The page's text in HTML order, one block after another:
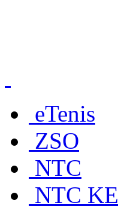
eTenis
ZSO
NTC
NTC KE